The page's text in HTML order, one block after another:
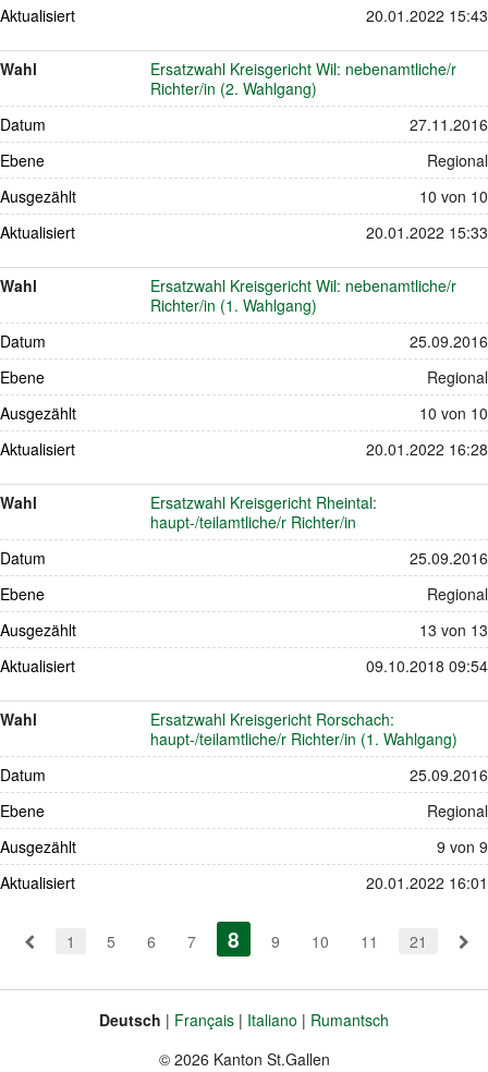
Aktualisiert
20.01.2022 15:43
Wahl
Ersatzwahl Kreisgericht Wil: nebenamtliche/r
Richter/in (2. Wahlgang)
Datum
27.11.2016
Ebene
Regional
Ausgezählt
10 von 10
Aktualisiert
20.01.2022 15:33
Wahl
Ersatzwahl Kreisgericht Wil: nebenamtliche/r
Richter/in (1. Wahlgang)
Datum
25.09.2016
Ebene
Regional
Ausgezählt
10 von 10
Aktualisiert
20.01.2022 16:28
Wahl
Ersatzwahl Kreisgericht Rheintal:
haupt-/teilamtliche/r Richter/in
Datum
25.09.2016
Ebene
Regional
Ausgezählt
13 von 13
Aktualisiert
09.10.2018 09:54
Wahl
Ersatzwahl Kreisgericht Rorschach:
haupt-/teilamtliche/r Richter/in (1. Wahlgang)
Datum
25.09.2016
Ebene
Regional
Ausgezählt
9 von 9
Aktualisiert
20.01.2022 16:01
Pagination
1 5 6 7 8 (aktiv)
9 10 11 21
FusszeileDeutsch Français Italiano
Rumantsch
© 2026 Kanton St.Gallen